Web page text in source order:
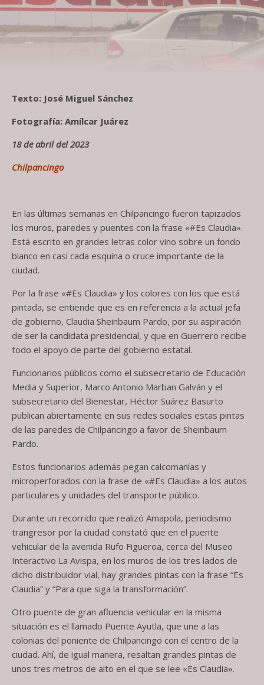
Texto: José Miguel Sánchez
Fotografía: Amílcar Juárez
18 de abril del 2023
Chilpancingo
En las últimas semanas en Chilpancingo fueron tapizados
los muros, paredes y puentes con la frase «#Es Claudia».
Está escrito en grandes letras color vino sobre un fondo
blanco en casi cada esquina o cruce importante de la
ciudad.
Por la frase «#Es Claudia» y los colores con los que está
pintada, se entiende que es en referencia a la actual jefa
de gobierno, Claudia Sheinbaum Pardo, por su aspiración
de ser la candidata presidencial, y que en Guerrero recibe
todo el apoyo de parte del gobierno estatal.
Funcionarios públicos como el subsecretario de Educación
Media y Superior, Marco Antonio Marban Galván y el
subsecretario del Bienestar, Héctor Suárez Basurto
publican abiertamente en sus redes sociales estas pintas
de las paredes de Chilpancingo a favor de Sheinbaum
Pardo.
Estos funcionarios además pegan calcomanías y
microperforados con la frase de «#Es Claudia» a los autos
particulares y unidades del transporte público.
Durante un recorrido que realizó Amapola, periodismo
trangresor por la ciudad constató que en el puente
vehicular de la avenida Rufo Figueroa, cerca del Museo
Interactivo La Avispa, en los muros de los tres lados de
dicho distribuidor vial, hay grandes pintas con la frase “Es
Claudia” y “Para que siga la transformación”.
Otro puente de gran afluencia vehicular en la misma
situación es el llamado Puente Ayutla, que une a las
colonias del poniente de Chilpancingo con el centro de la
ciudad. Ahí, de igual manera, resaltan grandes pintas de
unos tres metros de alto en el que se lee «Es Claudia».